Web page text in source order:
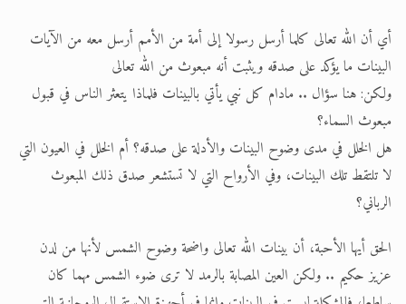
أي أن الله تعالى كلما أرسل رسولا إلى أمة من الأمم أرسل معه من الآيات
البينات ما يؤكد على صدقه ويثبت أنه مبعوث من الله تعالى
ولكن: هنا سؤال .. مادام كل نبي يأتي بالبينات فلماذا يتعثر الناس في قبول
مبعوث السماء؟
هل الخلل في مدى وضوح البينات والأدلة على صدقه؟ أم الخلل في العيون التي
لا تلتقط تلك البينات، وفي الأرواح التي لا تستشعر صدق ذلك المبعوث
الرباني؟
الحق أيها الأحبة، أن بينات الله تعالى واضحة وضوح الشمس لأنها من لدن
عزيز حكيم .. ولكن العين المصابة بالرمد لا ترى ضوء الشمس مهما كان